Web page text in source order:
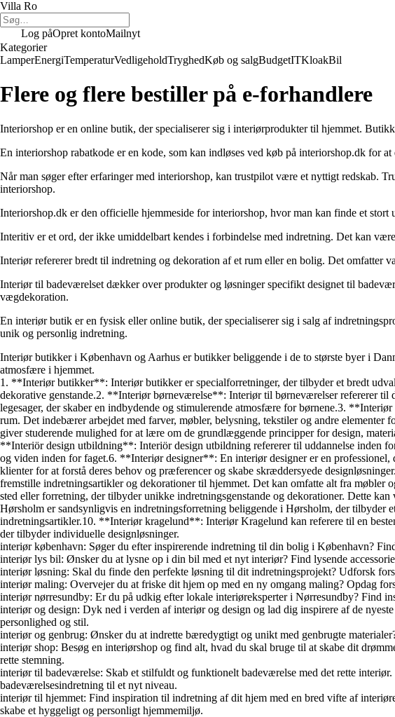
Villa Ro
Log påOpret kontoMailnyt
Kategorier
LamperEnergiTemperaturVedligeholdTryghedKøb og salgBudgetITKloakBil
Flere og flere bestiller på e-forhandlere
Interiorshop er en online butik, der specialiserer sig i interiørprodukter til hjemmet.
En interiorshop rabatkode er en kode, som kan indløses ved køb på interiorshop.dk for
Når man søger efter erfaringer med interiorshop, kan trustpilot være et nyttigt redskab.
interiorshop.
Interiorshop.dk er den officielle hjemmeside for interiorshop, hvor man kan finde et
Interitiv er et ord, der ikke umiddelbart kendes i forbindelse med indretning. Det kan
Interiør refererer bredt til indretning og dekoration af et rum eller en bolig. Det omfatter
Interiør til badeværelset dækker over produkter og løsninger specifikt designet til
vægdekoration.
En interiør butik er en fysisk eller online butik, der specialiserer sig i salg af
unik og personlig indretning.
Interiør butikker i København og Aarhus er butikker beliggende i de to største byer i
atmosfære i hjemmet.
1. **Interiør butikker**: Interiør butikker er specialforretninger, der tilbyder et bredt
dekorative genstande.2. **Interiør børneværelse**: Interiør til børneværelser refererer til
legesager, der skaber en indbydende og stimulerende atmosfære for børnene.3.
rum. Det indebærer arbejdet med farver, møbler, belysning, tekstiler og andre
giver studerende mulighed for at lære om de grundlæggende principper for design,
**Interiör design utbildning**: Interiör design utbildning refererer til uddannelse inden
og viden inden for faget.6. **Interiør designer**: En interiør designer er en
klienter for at forstå deres behov og præferencer og skabe skræddersyede
fremstille indretningsartikler og dekorationer til hjemmet. Det kan omfatte alt fra
sted eller forretning, der tilbyder unikke indretningsgenstande og dekorationer. Dette
Hørsholm er sandsynligvis en indretningsforretning beliggende i Hørsholm, der
indretningsartikler.10. **Interiør kragelund**: Interiør Kragelund kan referere til en
der tilbyder individuelle designløsninger.
interiør københavn: Søger du efter inspirerende indretning til din bolig i København?
interiør lys bil: Ønsker du at lysne op i din bil med et nyt interiør? Find lysende
interiør løsning: Skal du finde den perfekte løsning til dit indretningsprojekt? Udforsk
interiør maling: Overvejer du at friske dit hjem op med en ny omgang maling? Opdag
interiør nørresundby: Er du på udkig efter lokale interiøreksperter i Nørresundby? Find
interiør og design: Dyk ned i verden af interiør og design og lad dig inspirere af de
personlighed og stil.
interiør og genbrug: Ønsker du at indrette bæredygtigt og unikt med genbrugte
interiør shop: Besøg en interiørshop og find alt, hvad du skal bruge til at skabe dit
rette stemning.
interiør til badeværelse: Skab et stilfuldt og funktionelt badeværelse med det rette
badeværelsesindretning til et nyt niveau.
interiør til hjemmet: Find inspiration til indretning af dit hjem med en bred vifte af
skabe et hyggeligt og personligt hjemmemiljø.